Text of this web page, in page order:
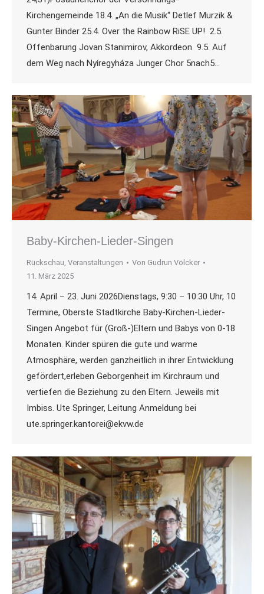
Kirchengemeinde 18.4. „An die Musik“ Detlef Murzik &
Gunter Binder 25.4. Over the Rainbow RiSE UP! 2.5.
Offenbarung Jovan Stanimirov, Akkordeon 9.5. Auf
dem Weg nach Nyíregyháza Junger Chor 5nach5…
Baby-Kirchen-Lieder-Singen
Rückschau, Veranstaltungen Von Gudrun Völcker
11. März 2025
14. April – 23. Juni 2026Dienstags, 9:30 – 10:30 Uhr, 10
Termine, Oberste Stadtkirche Baby-Kirchen-Lieder-
Singen Angebot für (Groß-)Eltern und Babys von 0-18
Monaten. Kinder spüren die gute und warme
Atmosphäre, werden ganzheitlich in ihrer Entwicklung
gefördert,erleben Geborgenheit im Kirchraum und
vertiefen die Beziehung zu den Eltern. Jeweils mit
Imbiss. Ute Springer, Leitung Anmeldung bei
ute.springer.kantorei@ekvw.de